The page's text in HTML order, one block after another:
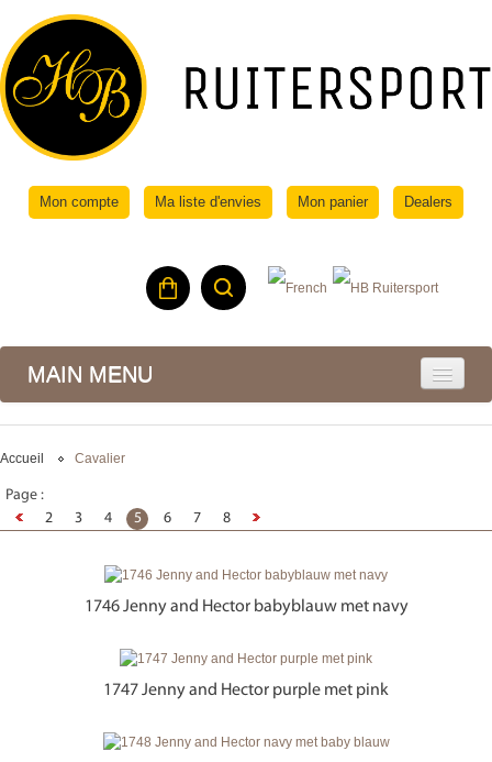
Mon compte Ma liste d'envies Mon panier Dealers
MAIN MENU
Accueil Cavalier
Page :
2
3 4 5 6 7 8
1746 Jenny and Hector babyblauw met navy
1747 Jenny and Hector purple met pink